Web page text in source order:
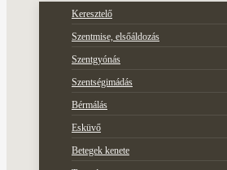
Keresztelő
Szentmise, elsőáldozás
Szentgyónás
Szentségimádás
Bérmálás
Esküvő
Betegek kenete